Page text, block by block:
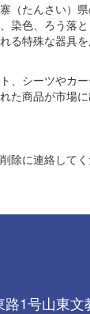
（たんさい）
色、ろう落
る特殊な器具
、シーツやカ
た商品が市場
除に連絡してく
1号山東